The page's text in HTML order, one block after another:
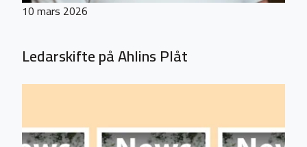
10 mars 2026
Ledarskifte på Ahlins Plåt